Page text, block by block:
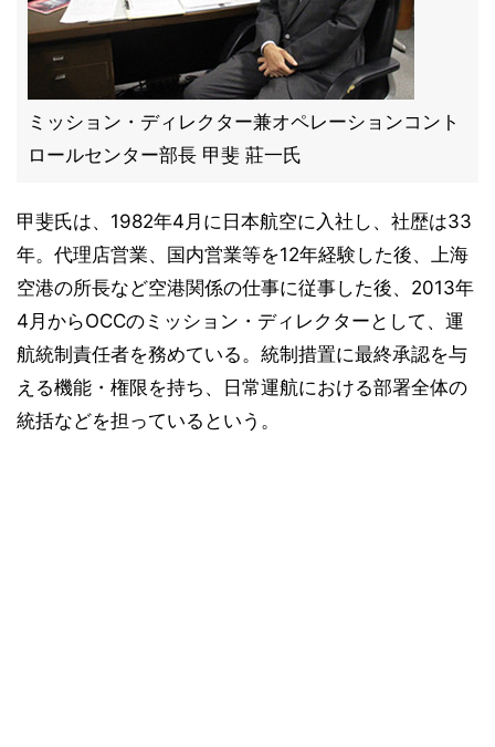
ミッション・ディレクター兼オペレーションコント
ロールセンター部長 甲斐 莊一氏
甲斐氏は、1982年4月に日本航空に入社し、社歴は33
年。代理店営業、国内営業等を12年経験した後、上海
空港の所長など空港関係の仕事に従事した後、2013年
4月からOCCのミッション・ディレクターとして、運
航統制責任者を務めている。統制措置に最終承認を与
える機能・権限を持ち、日常運航における部署全体の
統括などを担っているという。